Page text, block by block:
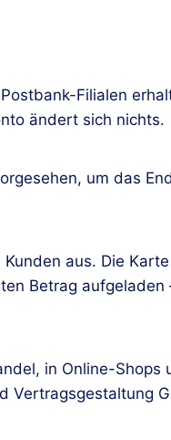
Filialen
ändert sich nichts.
um das
aus. Die
Betrag aufgeladen
in Online-Shops
Vertragsgestaltung